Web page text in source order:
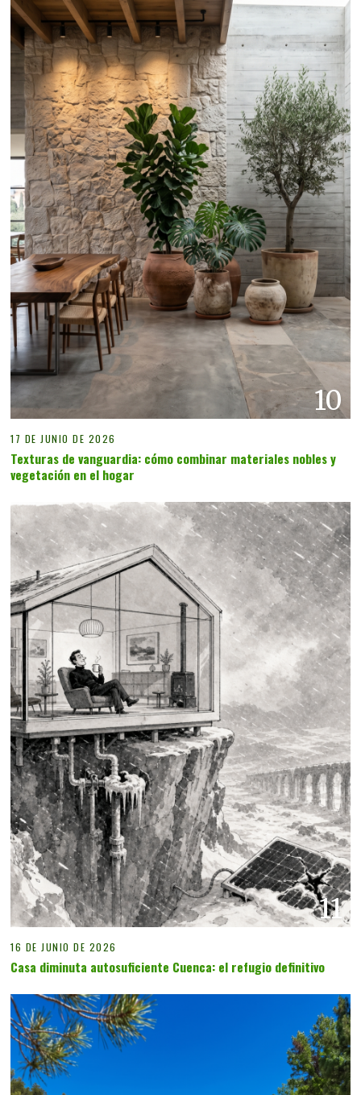
10
17 DE JUNIO DE 2026
Texturas de vanguardia: cómo combinar materiales nobles y
vegetación en el hogar
11
16 DE JUNIO DE 2026
Casa diminuta autosuficiente Cuenca: el refugio definitivo